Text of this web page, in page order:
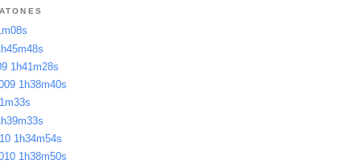
1h41m28s
1h38m40s
1h34m54s
1h38m50s